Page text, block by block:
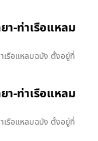
า-ท่าเรือแหลม
เรือแหลมฉบัง ตั้งอยู่ที่
า-ท่าเรือแหลม
เรือแหลมฉบัง ตั้งอยู่ที่